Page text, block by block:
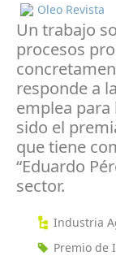
Oleo Revista
Un trabajo
procesos
responde a
emplea para
sido el
que tiene
“Eduardo
sector.
Industria
Premio de